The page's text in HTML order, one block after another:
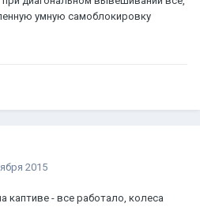
умную самоблокировку
2015
каптиве - все работало, колеса